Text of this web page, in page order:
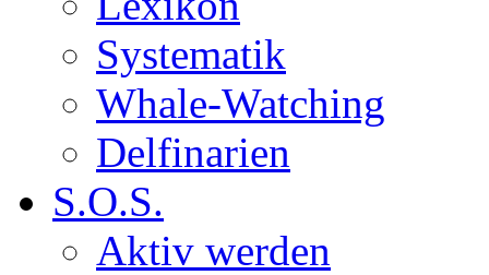
Systematik
Whale-Watching
Delfinarien
S.O.S.
Aktiv werden